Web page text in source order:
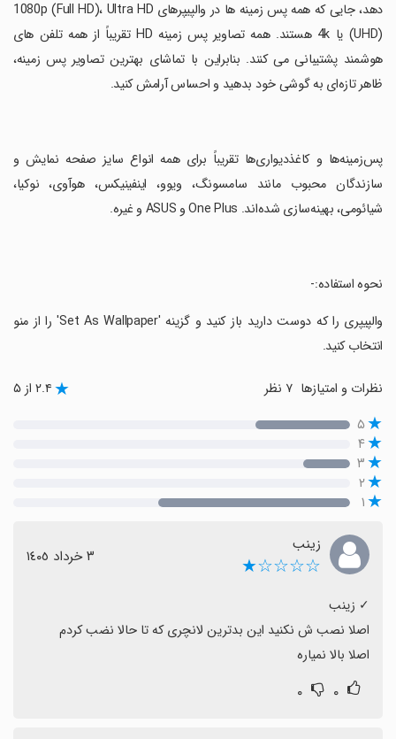
دهد، جایی که همه پس زمینه ها در والپیپرهای 1080p (Full HD)، Ultra HD
(UHD) یا 4k هستند. همه تصاویر پس زمینه HD تقریباً از همه تلفن های
هوشمند پشتیبانی می کنند. بنابراین با تماشای بهترین تصاویر پس زمینه،
ظاهر تازه‌ای به گوشی خود بدهید و احساس آرامش کنید.
‏پس‌زمینه‌ها و کاغذدیواری‌ها تقریباً برای همه انواع سایز صفحه نمایش و
سازندگان محبوب مانند سامسونگ، ویوو، اینفینیکس، هوآوی، نوکیا،
شیائومی، بهینه‌سازی شده‌اند. One Plus و ASUS و غیره.
‏نحوه استفاده:-
‏والپیپری را که دوست دارید باز کنید و گزینه 'Set As Wallpaper' را از منو
انتخاب کنید.
نظرات و امتیازها ۲.۴ از ۵
۵
۴
۳
۲
۱
زینب
☆☆☆☆★ ٣ خرداد ١٤٠٥
اصلا بالا نمیاره
۰ ۰